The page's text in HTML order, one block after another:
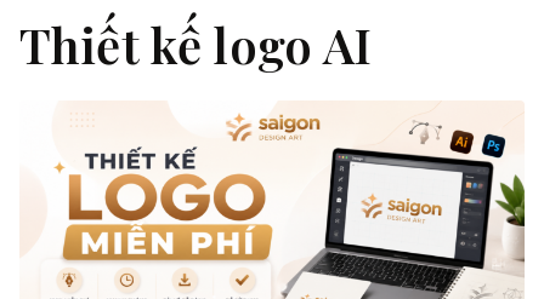
Thiết kế logo AI